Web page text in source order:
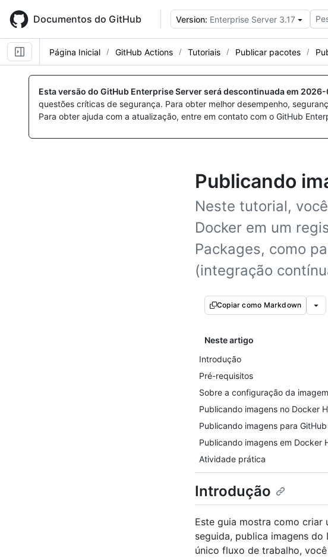
main
content
Documentos do GitHub Version: Enterprise Server 3.17
Página Inicial GitHub Actions Tutoriais Publicar pacotes
Esta versão do GitHub Enterprise Server será descontinuada em
questões críticas de segurança. Para obter melhor desempenho,
Para obter ajuda com a atualização, entre em contato com o GitHub
Publicando
Neste tutorial,
Docker em um
Packages, como
(integração
Copiar como Markdown
Neste artigo
Introdução
Pré-requisitos
Sobre a configuração da imagem
Publicando imagens no Docker
Publicando imagens para
Publicando imagens em Docker
Atividade prática
Introdução
Este guia mostra como criar
seguida, publica imagens
único fluxo de trabalho,